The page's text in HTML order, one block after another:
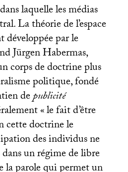
laquelle les médias
La théorie de l’espace
par le
Jürgen Habermas,
corps de doctrine plus
politique, fondé
depublicité
«le fait d’être
cette doctrine le
des individus ne
un régime de libre